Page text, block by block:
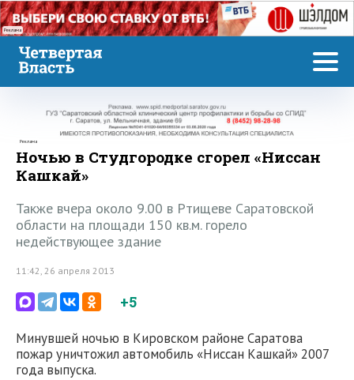
Реклама
Реклама
Ночью в Студгородке сгорел «Ниссан
Кашкай»
Также вчера около 9.00 в Ртищеве Саратовской
области на площади 150 кв.м. горело
недействующее здание
11:42, 26 апреля 2013
+5
Минувшей ночью в Кировском районе Саратова
пожар уничтожил автомобиль «Ниссан Кашкай» 2007
года выпуска.